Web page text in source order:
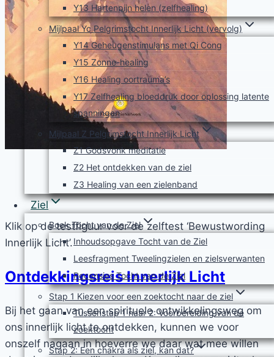
Y13 Hartenpijn helen (zelfhealing)
Mijlpaal Yc Pelgrimstocht Innerlijk Licht (vervolg)
Y14 Geheugenstimulans met Qi Cong
Y15 Zonne-healing
Y16 Healing oortrauma’s
Y17 Zelfhealing bloeddruk door oplossing latente
spanningen
Mijlpaal Z Pelgrimstocht Innerlijk Licht
Z1 Godsvonk meditatie
Z2 Het ontdekken van de ziel
Z3 Healing van een zielenband
Ziel
Boek Tocht van de Ziel
Inhoudsopgave Tocht van de Ziel
Leesfragment Tweelingzielen en zielsverwanten
Recensies Tocht van de Ziel
Stap 1 Kiezen voor een zoektocht naar de ziel
Tussenstap 1 naar 2: Voorbereiding van de
zoektocht
Stap 2: Een chakra als ziel, kan dat?
Klik op de testfiguur voor de zelftest ‘Bewustwording
Innerlijk Licht’.
Ontdekkingsreis Innerlijk Licht
Bij het gaan van een spirituele ontwikkelingsweg om
ons innerlijk licht te ontdekken, kunnen we voor
onszelf nagaan in hoeverre we daar wat mee willen